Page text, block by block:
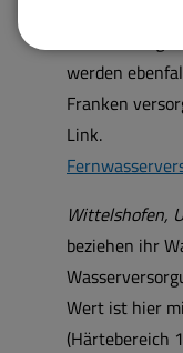
werden
Franken
Link.
Wittelshofen,
beziehen ihr
Wert ist hier
(Härtebereich